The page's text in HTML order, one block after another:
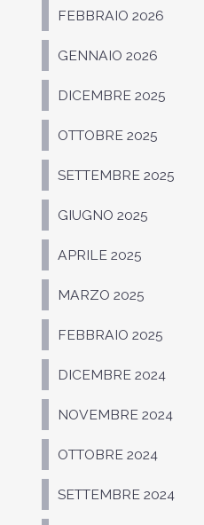
FEBBRAIO 2026
GENNAIO 2026
DICEMBRE 2025
OTTOBRE 2025
SETTEMBRE 2025
GIUGNO 2025
APRILE 2025
MARZO 2025
FEBBRAIO 2025
DICEMBRE 2024
NOVEMBRE 2024
OTTOBRE 2024
SETTEMBRE 2024